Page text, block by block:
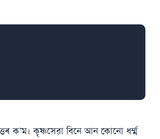
ক’ম। কৃষ্ণসেৱা বিনে আন কোনো ধৰ্ম্ম